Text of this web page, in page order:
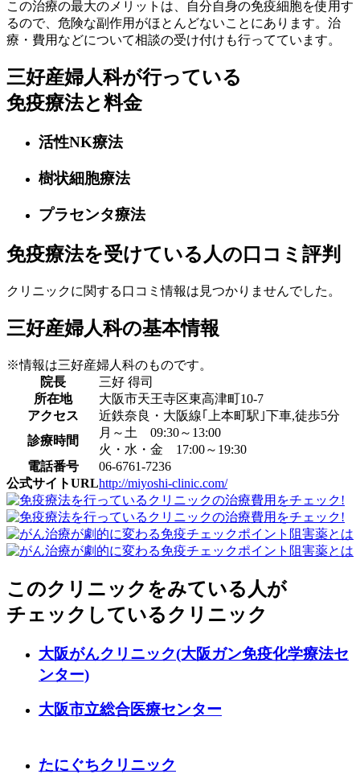
この治療の最大のメリットは、自分自身の免疫細胞を使用す
るので、危険な副作用がほとんどないことにあります。治
療・費用などについて相談の受け付けも行ってています。
三好産婦人科が行っている
免疫療法と料金
活性NK療法
樹状細胞療法
プラセンタ療法
免疫療法を受けている人の口コミ評判
クリニックに関する口コミ情報は見つかりませんでした。
三好産婦人科の基本情報
※情報は三好産婦人科のものです。
院長
三好 得司
所在地
大阪市天王寺区東高津町10-7
アクセス
近鉄奈良・大阪線｢上本町駅｣下車,徒歩5分
診療時間
月～土 09:30～13:00
火・水・金 17:00～19:30
電話番号
06-6761-7236
公式サイトURLhttp://miyoshi-clinic.com/
このクリニックをみている人が
チェックしているクリニック
大阪がんクリニック(大阪ガン免疫化学療法セ
ンター)
大阪市立総合医療センター
たにぐちクリニック